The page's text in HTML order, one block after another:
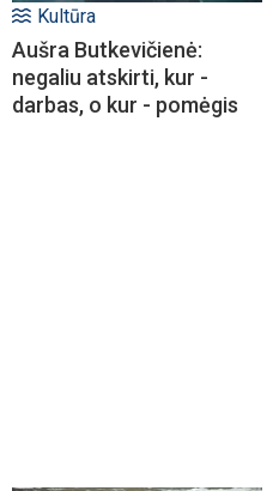
Kultūra
Aušra Butkevičienė:
negaliu atskirti, kur -
darbas, o kur - pomėgis